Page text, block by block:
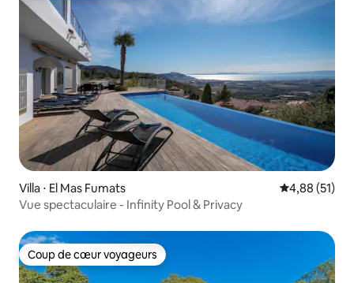
Villa ⋅ El Mas Fumats Évaluation
4,88 (51)
Vue spectaculaire - Infinity Pool & Privacy
Coup de cœur voyageurs
Coup de cœur voyageurs